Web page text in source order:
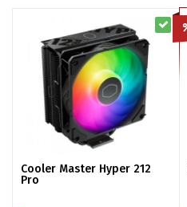
Cooler Master Hyper 212
Pro